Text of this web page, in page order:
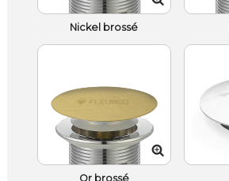
Nickel brossé
Or brossé